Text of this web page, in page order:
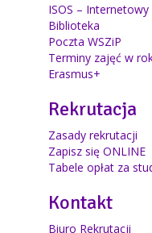
ISOS –
Biblioteka
Poczta WSZiP
Terminy zajęć w
Erasmus+
Rekrutacja
Zasady rekrutacji
Zapisz się ONLINE
Tabele opłat za
Kontakt
Biuro Rekrutacji